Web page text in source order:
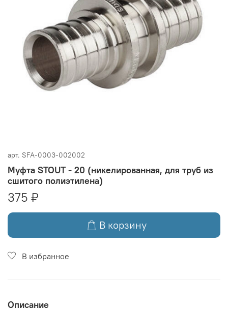
арт. SFA-0003-002002
Муфта STOUT - 20 (никелированная, для труб из
сшитого полиэтилена)
375 ₽
В корзину
В избранное
Описание